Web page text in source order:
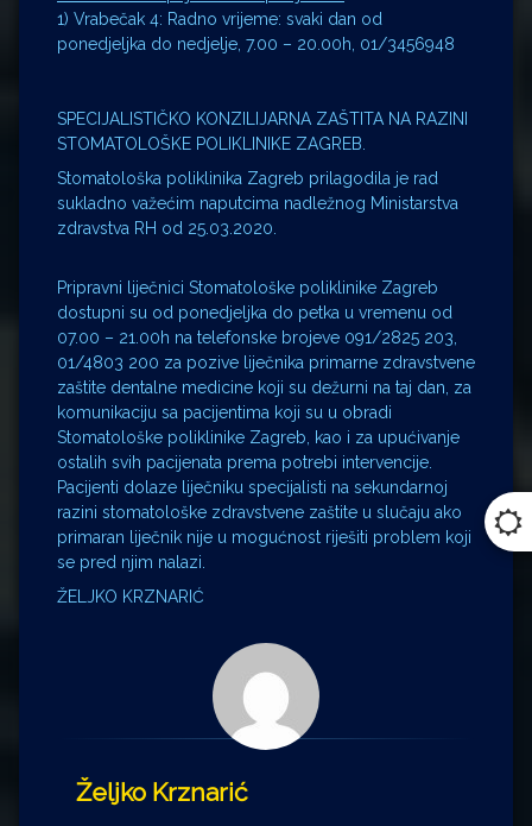
1) Vrabečak 4: Radno vrijeme: svaki dan od
ponedjeljka do nedjelje, 7.00 – 20.00h, 01/3456948
SPECIJALISTIČKO KONZILIJARNA ZAŠTITA NA RAZINI
STOMATOLOŠKE POLIKLINIKE ZAGREB.
Stomatološka poliklinika Zagreb prilagodila je rad
sukladno važećim naputcima nadležnog Ministarstva
zdravstva RH od 25.03.2020.
Pripravni liječnici Stomatološke poliklinike Zagreb
dostupni su od ponedjeljka do petka u vremenu od
07.00 – 21.00h na telefonske brojeve 091/2825 203,
01/4803 200 za pozive liječnika primarne zdravstvene
zaštite dentalne medicine koji su dežurni na taj dan, za
komunikaciju sa pacijentima koji su u obradi
Stomatološke poliklinike Zagreb, kao i za upućivanje
ostalih svih pacijenata prema potrebi intervencije.
Pacijenti dolaze liječniku specijalisti na sekundarnoj
razini stomatološke zdravstvene zaštite u slučaju ako
primaran liječnik nije u mogućnost riješiti problem koji
se pred njim nalazi.
ŽELJKO KRZNARIĆ
Željko Krznarić